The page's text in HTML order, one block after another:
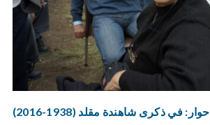
حوار: في ذكرى شاهندة مقلد (1938-2016)